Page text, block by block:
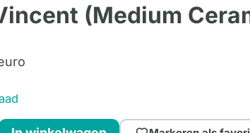
(Medium